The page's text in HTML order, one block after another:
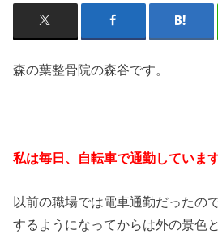
森の葉整骨院の森谷です。
私は毎日、自転車で通勤しています
以前の職場では電車通勤だったの
するようになってからは外の景色